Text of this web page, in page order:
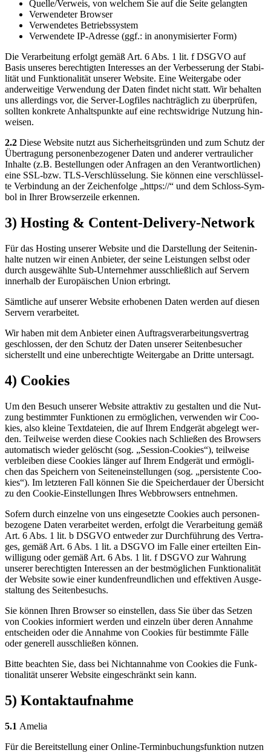
Quelle/Verweis, von wel­chem Sie auf die Sei­te gelang­ten
Ver­wen­de­ter Brow­ser
Ver­wen­de­tes Betriebs­sys­tem
Ver­wen­de­te IP-Adres­se (ggf.: in anony­mi­sier­ter Form)
Die Ver­ar­bei­tung erfolgt gemäß Art. 6 Abs. 1 lit. f DSGVO auf
Basis unse­res berech­tig­ten Inter­es­ses an der Ver­bes­se­rung der Sta­bi­
li­tät und Funk­tio­na­li­tät unse­rer Web­site. Eine Wei­ter­ga­be oder
ander­wei­ti­ge Ver­wen­dung der Daten fin­det nicht statt. Wir behal­ten
uns aller­dings vor, die Ser­ver-Log­files nach­träg­lich zu über­prü­fen,
soll­ten kon­kre­te Anhalts­punk­te auf eine rechts­wid­ri­ge Nut­zung hin­
wei­sen.
2.2 Die­se Web­site nutzt aus Sicher­heits­grün­den und zum Schutz der
Über­tra­gung per­so­nen­be­zo­ge­ner Daten und ande­rer ver­trau­li­cher
Inhal­te (z.B. Bestel­lun­gen oder Anfra­gen an den Ver­ant­wort­li­chen)
eine SSL-bzw. TLS-Ver­schlüs­se­lung. Sie kön­nen eine ver­schlüs­sel­
te Ver­bin­dung an der Zei­chen­fol­ge „https://“ und dem Schloss-Sym­
bol in Ihrer Brow­ser­zei­le erken­nen.
3) Hosting & Content-Delivery-Network
Für das Hos­ting unse­rer Web­site und die Dar­stel­lung der Sei­ten­in­
hal­te nut­zen wir einen Anbie­ter, der sei­ne Leis­tun­gen selbst oder
durch aus­ge­wähl­te Sub-Unter­neh­mer aus­schließ­lich auf Ser­vern
inner­halb der Euro­päi­schen Uni­on erbringt.
Sämt­li­che auf unse­rer Web­site erho­be­nen Daten wer­den auf die­sen
Ser­vern ver­ar­bei­tet.
Wir haben mit dem Anbie­ter einen Auf­trags­ver­ar­bei­tungs­ver­trag
geschlos­sen, der den Schutz der Daten unse­rer Sei­ten­be­su­cher
sicher­stellt und eine unbe­rech­tig­te Wei­ter­ga­be an Drit­te unter­sagt.
4) Cookies
Um den Besuch unse­rer Web­site attrak­tiv zu gestal­ten und die Nut­
zung bestimm­ter Funk­tio­nen zu ermög­li­chen, ver­wen­den wir Coo­
kies, also klei­ne Text­da­tei­en, die auf Ihrem End­ge­rät abge­legt wer­
den. Teil­wei­se wer­den die­se Coo­kies nach Schlie­ßen des Brow­sers
auto­ma­tisch wie­der gelöscht (sog. „Ses­si­on-Coo­kies“), teil­wei­se
ver­blei­ben die­se Coo­kies län­ger auf Ihrem End­ge­rät und ermög­li­
chen das Spei­chern von Sei­ten­ein­stel­lun­gen (sog. „per­sis­ten­te Coo­
kies“). Im letz­te­ren Fall kön­nen Sie die Spei­cher­dau­er der Über­sicht
zu den Coo­kie-Ein­stel­lun­gen Ihres Web­brow­sers ent­neh­men.
Sofern durch ein­zel­ne von uns ein­ge­setz­te Coo­kies auch per­so­nen­
be­zo­ge­ne Daten ver­ar­bei­tet wer­den, erfolgt die Ver­ar­bei­tung gemäß
Art. 6 Abs. 1 lit. b DSGVO ent­we­der zur Durch­füh­rung des Ver­tra­
ges, gemäß Art. 6 Abs. 1 lit. a DSGVO im Fal­le einer erteil­ten Ein­
wil­li­gung oder gemäß Art. 6 Abs. 1 lit. f DSGVO zur Wah­rung
unse­rer berech­tig­ten Inter­es­sen an der best­mög­li­chen Funk­tio­na­li­tät
der Web­site sowie einer kun­den­freund­li­chen und effek­ti­ven Aus­ge­
stal­tung des Sei­ten­be­suchs.
Sie kön­nen Ihren Brow­ser so ein­stel­len, dass Sie über das Set­zen
von Coo­kies infor­miert wer­den und ein­zeln über deren Annah­me
ent­schei­den oder die Annah­me von Coo­kies für bestimm­te Fäl­le
oder gene­rell aus­schlie­ßen kön­nen.
Bit­te beach­ten Sie, dass bei Nicht­an­nah­me von Coo­kies die Funk­
tio­na­li­tät unse­rer Web­site ein­ge­schränkt sein kann.
5) Kontaktaufnahme
5.1 Ame­lia
Für die Bereit­stel­lung einer Online-Ter­min­bu­chungs­funk­ti­on nut­zen